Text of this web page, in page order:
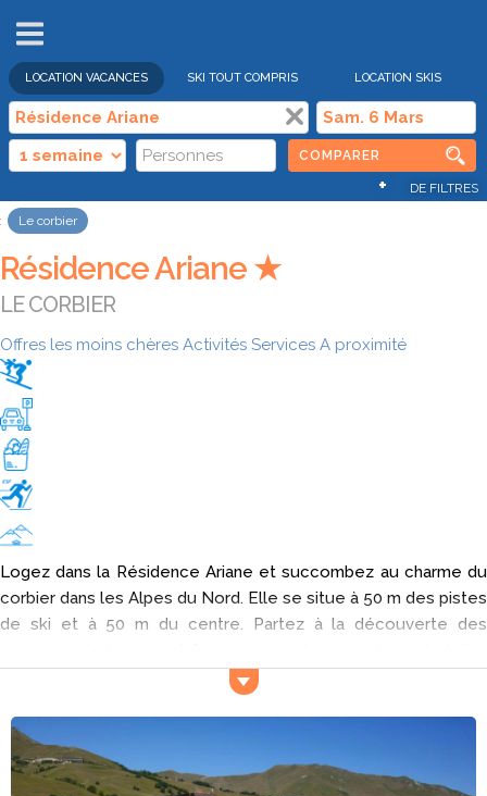
LOCATION VACANCES SKI TOUT COMPRIS LOCATION SKIS
COMPARER
+ DE FILTRES
Le corbier
Résidence Ariane ★
LE CORBIER
Offres les moins chères Activités Services A proximité
Logez dans la Résidence Ariane et succombez au charme du
corbier dans les Alpes du Nord. Elle se situe à 50 m des pistes
de ski et à 50 m du centre. Partez à la découverte des
frais, ne manquez pas d'aller voir les Aiguilles d'Arves, le Massif
Activités et services
Si vous souhaitez sortir en ville, vous pouvez vous rendre dans